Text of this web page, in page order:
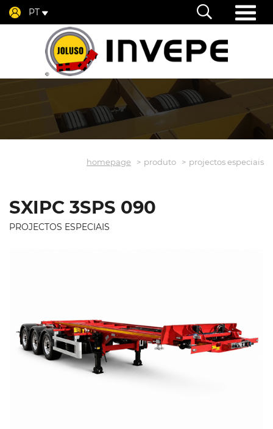
PT
homepage produto projectos especiais
SXIPC 3SPS 090
PROJECTOS ESPECIAIS